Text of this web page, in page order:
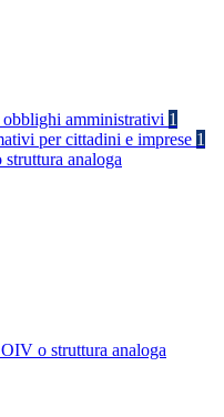
obblighi amministrativi 1
per cittadini e imprese 1
analoga
o struttura analoga